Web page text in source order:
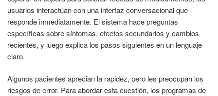
usuarios interactúan con una interfaz conversacional que
responde inmediatamente. El sistema hace preguntas
específicas sobre síntomas, efectos secundarios y cambios
recientes, y luego explica los pasos siguientes en un lenguaje
claro.
Algunos pacientes aprecian la rapidez, pero les preocupan los
riesgos de error. Para abordar esta cuestión, los programas de